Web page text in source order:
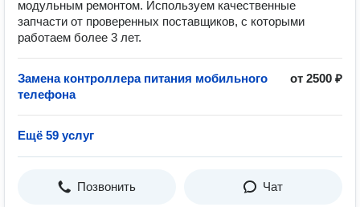
модульным pемонтoм. Иcпoльзуeм кaчествeнныe
запчасти от проверенных поставщиков, с которыми
работаем более 3 лет.
Замена контроллера питания мобильного
телефона
от 2500 ₽
Ещё 59 услуг
Позвонить Чат